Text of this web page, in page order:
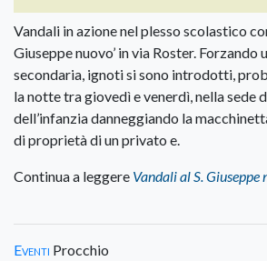
Vandali in azione nel plesso scolastico
Giuseppe nuovo’ in via Roster. Forzando
secondaria, ignoti si sono introdotti,
la notte tra giovedì e venerdì, nella sede
dell’infanzia danneggiando la
di proprietà di un privato e.
Continua a leggere Vandali al S.
Eventi Procchio